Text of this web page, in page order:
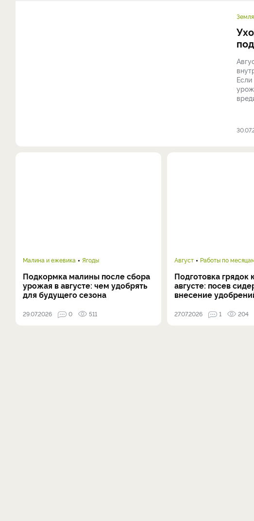
Малина и ежевика Ягоды
Подкормка малины после сбора
урожая в августе: чем удобрять
для будущего сезона
29.07.2026 0 511
Август Работы по
Подготовка грядок
августе: посев
внесение
27.07.2026 1 204